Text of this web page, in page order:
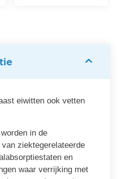
eiwitten ook vetten
in de
ziektegerelateerde
en
waar verrijking met